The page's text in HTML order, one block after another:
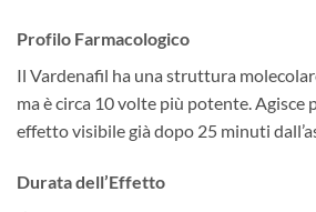
Profilo Farmacologico
Il Vardenafil ha una struttura
ma è circa 10 volte più potente. Agisce
effetto visibile già dopo 25 minuti
Durata dell’Effetto